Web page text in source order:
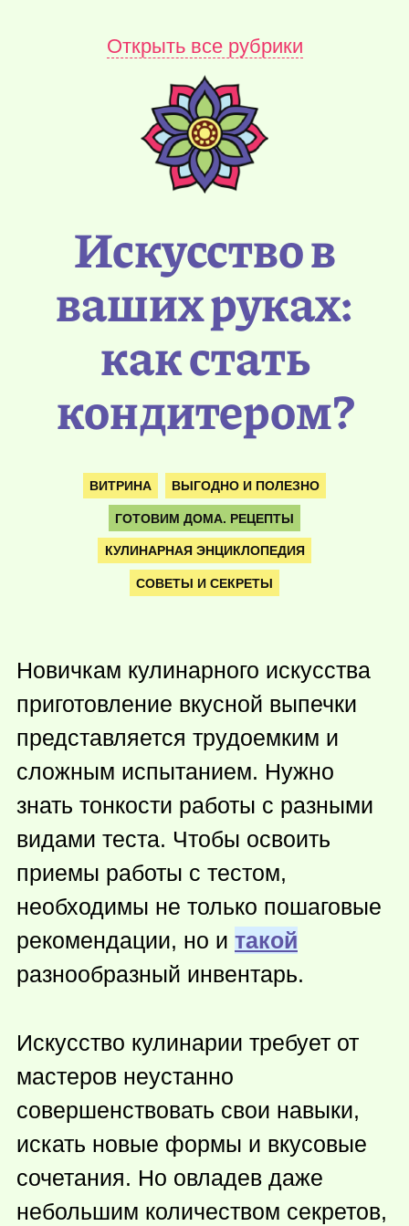
Открыть все рубрики
Искусство в
ваших руках:
как стать
кондитером?
ВИТРИНА ВЫГОДНО И ПОЛЕЗНО
ГОТОВИМ ДОМА. РЕЦЕПТЫ
КУЛИНАРНАЯ ЭНЦИКЛОПЕДИЯ
СОВЕТЫ И СЕКРЕТЫ
Новичкам кулинарного искусства
приготовление вкусной выпечки
представляется трудоемким и
сложным испытанием. Нужно
знать тонкости работы с разными
видами теста. Чтобы освоить
приемы работы с тестом,
необходимы не только пошаговые
рекомендации, но и такой
разнообразный инвентарь.
Искусство кулинарии требует от
мастеров неустанно
совершенствовать свои навыки,
искать новые формы и вкусовые
сочетания. Но овладев даже
небольшим количеством секретов,